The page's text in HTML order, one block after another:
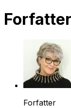
Forfatter